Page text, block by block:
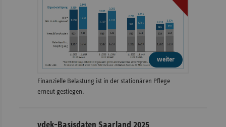
weiter
Finanzielle Belastung ist in der stationären Pflege
erneut gestiegen.
vdek-Basisdaten Saarland 2025